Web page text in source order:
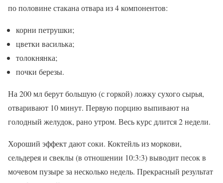
по половине стакана отвара из 4 компонентов:
корни петрушки;
цветки василька;
толокнянка;
почки березы.
На 200 мл берут большую (с горкой) ложку сухого сырья,
отваривают 10 минут. Первую порцию выпивают на
голодный желудок, рано утром. Весь курс длится 2 недели.
Хороший эффект дают соки. Коктейль из моркови,
сельдерея и свеклы (в отношении 10:3:3) выводит песок в
мочевом пузыре за несколько недель. Прекрасный результат